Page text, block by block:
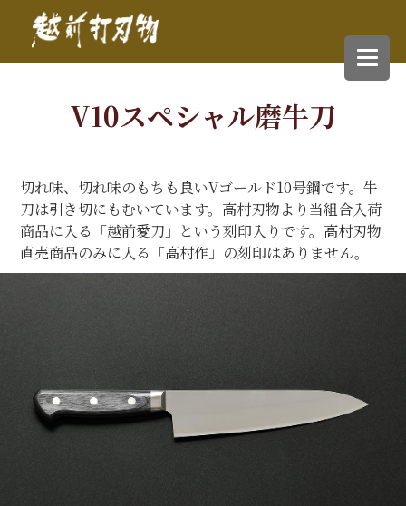
V10スペシャル磨牛刀
切れ味、切れ味のもちも良いVゴールド10号鋼です。牛
刀は引き切にもむいています。高村刃物より当組合入荷
商品に入る「越前愛刀」という刻印入りです。高村刃物
直売商品のみに入る「高村作」の刻印はありません。